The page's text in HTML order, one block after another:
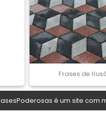
Frases de
é um site com